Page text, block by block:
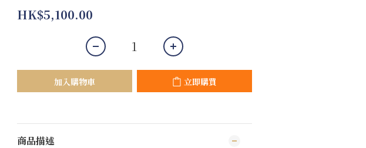
HK$5,100.00
加入購物車 立即購買
商品描述